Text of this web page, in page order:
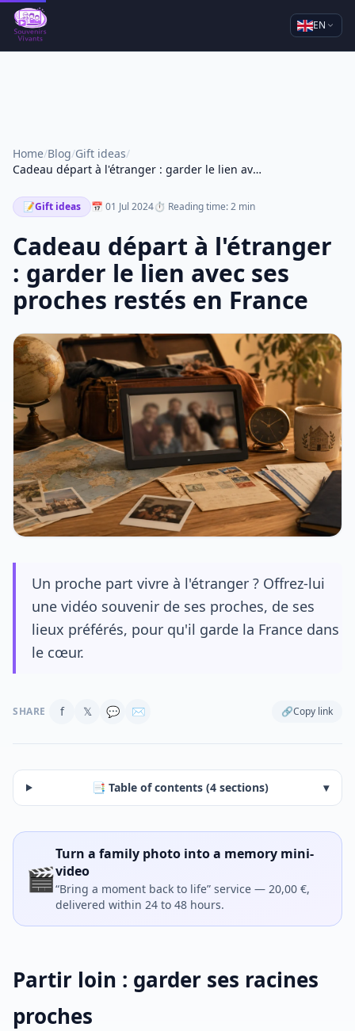
EN
Home/Blog/Gift ideas/
Cadeau départ à l'étranger : garder le lien avec ses proches restés en France
📝Gift ideas 📅 01 Jul 2024⏱ Reading time: 2 min
Cadeau départ à l'étranger
: garder le lien avec ses
proches restés en France
Un proche part vivre à l'étranger ? Offrez-lui
une vidéo souvenir de ses proches, de ses
lieux préférés, pour qu'il garde la France dans
le cœur.
SHARE f 𝕏 💬 ✉ 🔗Copy link
📑 Table of contents (4 sections) ▾
🎬
Turn a family photo into a memory mini-
video
“Bring a moment back to life” service — 20,00 €,
delivered within 24 to 48 hours.
Partir loin : garder ses racines
proches